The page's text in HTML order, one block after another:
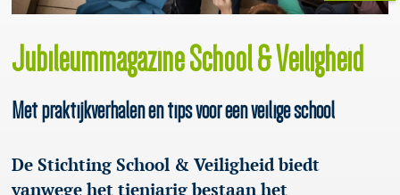
Jubileummagazine School & Veiligheid
Met praktijkverhalen en tips voor een veilige school
De Stichting School & Veiligheid biedt
vanwege het tienjarig bestaan het